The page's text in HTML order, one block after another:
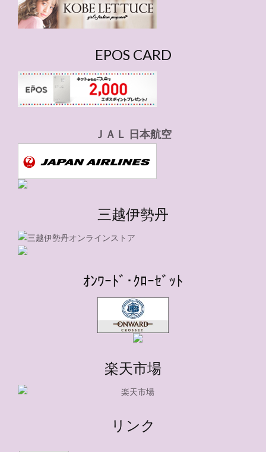
EPOS CARD
ＪＡＬ 日本航空
三越伊勢丹
ｵﾝﾜｰﾄﾞ･ｸﾛｰｾﾞｯﾄ
楽天市場
リンク